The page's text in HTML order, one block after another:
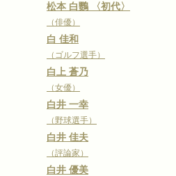
松本 白鸚 〈初代〉
（俳優）
白 佳和
（ゴルフ選手）
白上 蒼乃
（女優）
白井 一幸
（野球選手）
白井 佳夫
（評論家）
白井 優美